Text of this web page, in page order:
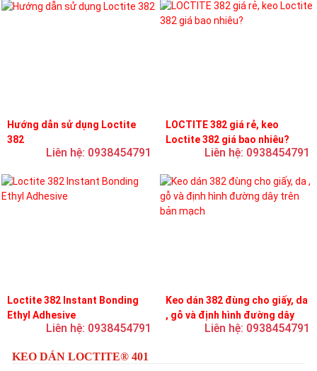
Hướng dẫn sử dụng Loctite
382
Liên hệ: 0938454791
LOCTITE 382 giá rẻ, keo
Loctite 382 giá bao nhiêu?
Liên hệ: 0938454791
Loctite 382 Instant Bonding
Ethyl Adhesive
Liên hệ: 0938454791
Keo dán 382 đùng cho giấy, da
, gỗ và định hình đường dây
trên bản mạchLiên hệ: 0938454791
KEO DÁN LOCTITE® 401